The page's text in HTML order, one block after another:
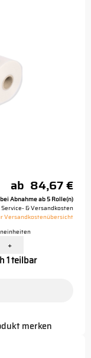
ab 84,67 €
Abnahme ab 5 Rolle(n)
Service- & Versandkosten
Versandkostenübersicht
+
1 teilbar
merken